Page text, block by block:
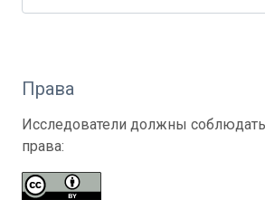
Права
Исследователи должны
права: